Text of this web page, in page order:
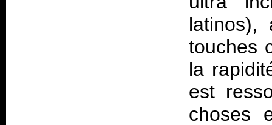
latinos),
touches
la
est
choses